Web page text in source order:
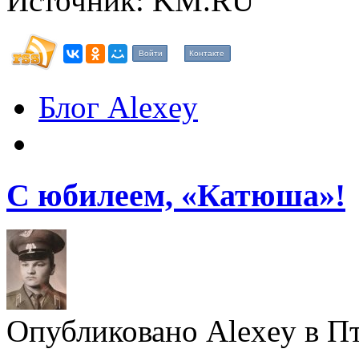
Войти Контакте
Блог Alexey
С юбилеем, «Катюша»!
Опубликовано Alexey в